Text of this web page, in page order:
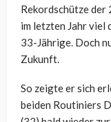
Rekordschütze der
im letzten Jahr viel
33-Jährige. Doch
Zukunft.
So zeigte er sich
beiden Routiniers